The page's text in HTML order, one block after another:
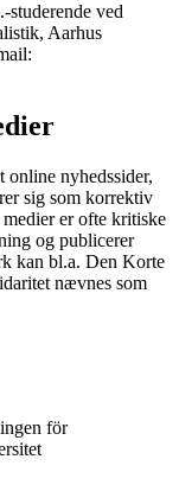
ved
Aarhus
nyhedssider,
sig som korrektiv
er ofte kritiske
og publicerer
kan bl.a. Den Korte
nævnes som
för